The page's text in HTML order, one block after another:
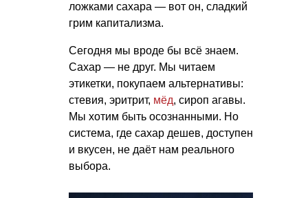
ложками сахара — вот он, сладкий
грим капитализма.
Сегодня мы вроде бы всё знаем.
Сахар — не друг. Мы читаем
этикетки, покупаем альтернативы:
стевия, эритрит, мёд, сироп агавы.
Мы хотим быть осознанными. Но
система, где сахар дешев, доступен
и вкусен, не даёт нам реального
выбора.